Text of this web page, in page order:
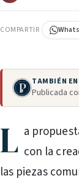
COMPARTIR
TAMBIÉN
Publicada
L a
con la
las piezas